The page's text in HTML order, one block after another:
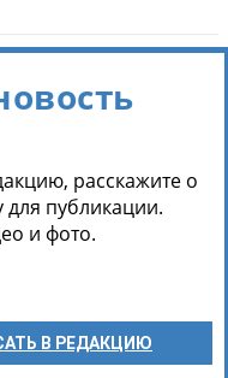
расскажите о
публикации.
и фото.
В РЕДАКЦИЮ